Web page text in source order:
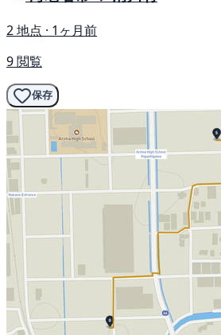
2 地点 · 1ヶ月前
9 閲覧
保存